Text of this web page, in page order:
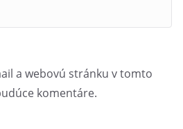
a webovú stránku v tomto
komentáre.